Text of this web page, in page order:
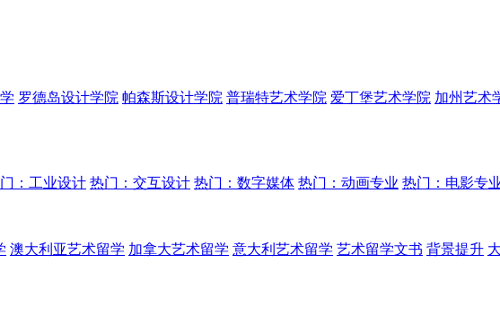
罗德岛设计学院 帕森斯设计学院 普瑞特艺术学院 爱丁堡艺术学院 加州艺术
：工业设计 热门：交互设计 热门：数字媒体 热门：动画专业 热门：电影专
澳大利亚艺术留学 加拿大艺术留学 意大利艺术留学 艺术留学文书 背景提升